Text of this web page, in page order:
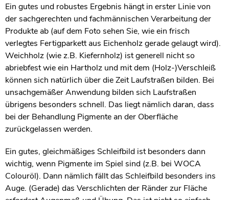
Ein gutes und robustes Ergebnis hängt in erster Linie von
der sachgerechten und fachmännischen Verarbeitung der
Produkte ab (auf dem Foto sehen Sie, wie ein frisch
verlegtes Fertigparkett aus Eichenholz gerade gelaugt wird).
Weichholz (wie z.B. Kiefernholz) ist generell nicht so
abriebfest wie ein Hartholz und mit dem (Holz-)Verschleiß
können sich natürlich über die Zeit Laufstraßen bilden. Bei
unsachgemäßer Anwendung bilden sich Laufstraßen
übrigens besonders schnell. Das liegt nämlich daran, dass
bei der Behandlung Pigmente an der Oberfläche
zurückgelassen werden.
Ein gutes, gleichmäßiges Schleifbild ist besonders dann
wichtig, wenn Pigmente im Spiel sind (z.B. bei WOCA
Colouröl). Dann nämlich fällt das Schleifbild besonders ins
Auge. (Gerade) das Verschlichten der Ränder zur Fläche